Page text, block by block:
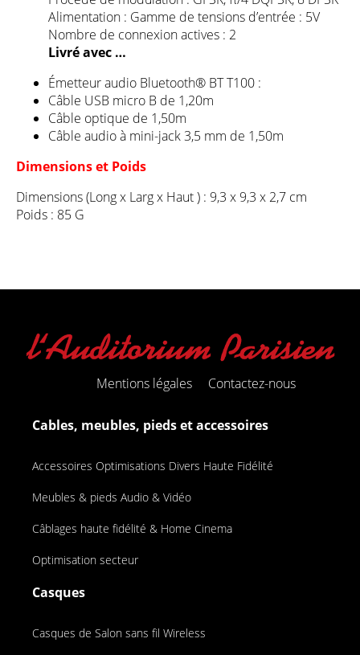
Alimentation : Gamme de tensions d’entrée : 5V
Nombre de connexion actives : 2
Livré avec …
Émetteur audio Bluetooth® BT T100 :
Câble USB micro B de 1,20m
Câble optique de 1,50m
Câble audio à mini-jack 3,5 mm de 1,50m
Dimensions et Poids
Dimensions (Long x Larg x Haut ) : 9,3 x 9,3 x 2,7 cm
Poids : 85 G
Mentions légales Contactez-nous
Cables, meubles, pieds et accessoires
Accessoires Optimisations Divers Haute Fidélité
Meubles & pieds Audio & Vidéo
Câblages haute fidélité & Home Cinema
Optimisation secteur
Casques
Casques de Salon sans fil Wireless